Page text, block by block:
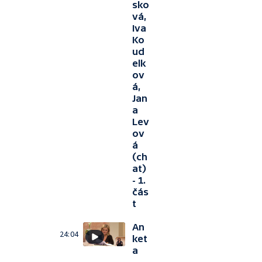
sko
vá,
Iva
Ko
ud
elk
ov
á,
Jan
a
Lev
ov
á
(ch
at)
- 1.
čás
t
24:04
An
ket
a